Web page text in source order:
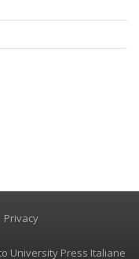
Privacy
University Press Italiane